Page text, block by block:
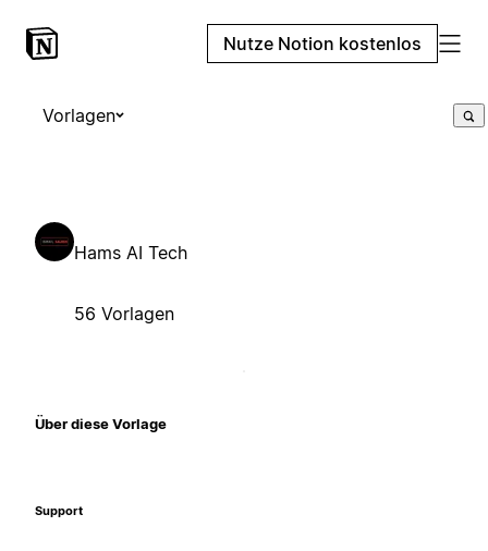
Nutze Notion kostenlos
Vorlagen
Hams AI Tech
56 Vorlagen
Über diese Vorlage
Support